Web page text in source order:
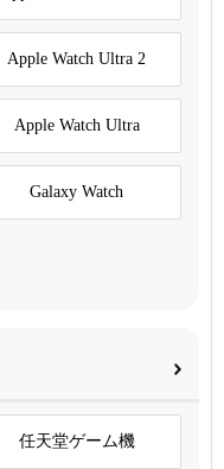
Apple Watch Ultra 2
Apple Watch Ultra
Galaxy Watch
任天堂ゲーム機